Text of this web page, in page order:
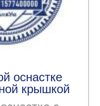
оснастке
крышкой